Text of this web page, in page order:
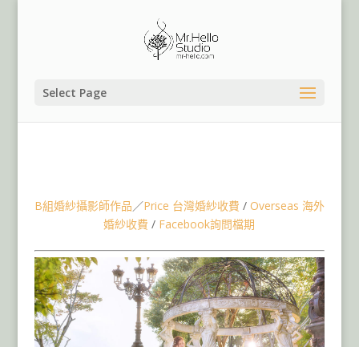
Select Page
B組婚紗攝影師作品／Price 台灣婚紗收費 / Overseas 海外
婚紗收費 / Facebook詢問檔期